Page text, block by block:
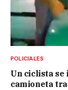
POLICIALES
Un ciclista se
camioneta